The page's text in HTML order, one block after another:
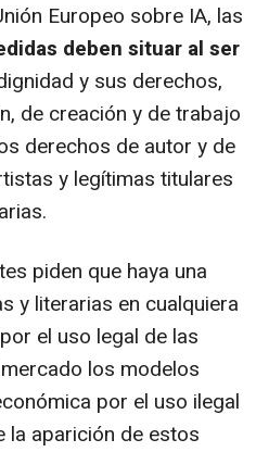
Europeo sobre IA, las
deben situar al ser
y sus derechos,
de creación y de trabajo
derechos de autor y de
y legítimas titulares
piden que haya una
y literarias en cualquiera
el uso legal de las
los modelos
por el uso ilegal
la aparición de estos